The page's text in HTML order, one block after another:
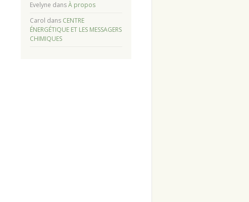
Evelyne dansÀ propos
Carol dans CENTRE
ÉNERGÉTIQUE ET LES MESSAGERS
CHIMIQUES